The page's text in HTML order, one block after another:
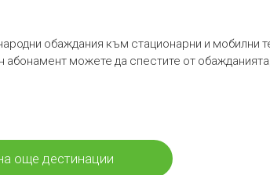
обаждания към стационарни и мобилни
абонамент можете да спестите от
още дестинации